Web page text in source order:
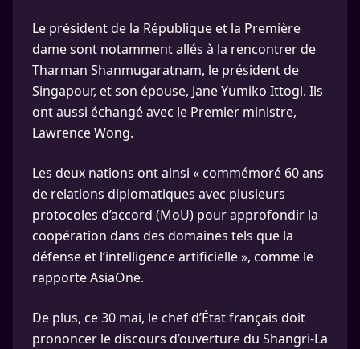
Le président de la République et la Première
dame sont notamment allés à la rencontrer de
Tharman Shanmugaratnam, le président de
Singapour, et son épouse, Jane Yumiko Ittogi. Ils
ont aussi échangé avec le Premier ministre,
Lawrence Wong.
Les deux nations ont ainsi « commémoré 60 ans
de relations diplomatiques avec plusieurs
protocoles d’accord (MoU) pour approfondir la
coopération dans des domaines tels que la
défense et l’intelligence artificielle », comme le
rapporte AsiaOne.
De plus, ce 30 mai, le chef d’État français doit
prononcer le discours d’ouverture du Shangri-La